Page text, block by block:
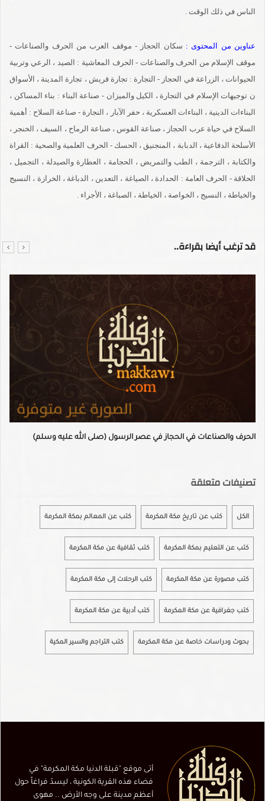
الناس في ذلك الوقت .
عناوين من المحتوى : سكان الحجاز - موقف العرب من الحرف والصناعات -
موقف الإسلام من الحرف والصناعات - الحرف المعاشية : الصيد ، الرعي وتربية
الحيوانات ، الزراعة في الحجاز - التجارة : تجارة قريش ، تجارة المدينة ، الأسواق
ن توجيهات الإسلام في التجارة ، الكيل والميزان - صناعة البناء : بناء المساكن ،
البناءات الدينية ، البناءات العسكرية ، حفر الآبار ، النجارة - صناعة السلاح : أهمية
السلاح في حياة عرب الحجاز ، صناعة القوس ، صناعة الرماح ، السيف ، الخنجر ،
الأسلحة الدفاعية ، الدبابة ، المنجنيق ، الحسك - الحرف العلمية والصحية : القراة
والكتابة ، الترجمة ، الطب والتمريض ، الحجامة ، العطارة والصيدلة ، التجميل ،
الحلاقة - الحرف العامة : الحدادة ، الصياغة ، التعدين ، الدباغة ، الخرازة ، النسيج
والخياطة ، النسيج ، الخواصة ، الخياطة ، الصباغة ، الأجراء .
قد ترغب أيضا بقراءة..
الحرف والصناعات في الحجاز في عصر الرسول (صلى الله عليه وسلم)
تصنيفات متعلقة
الكل كتب عن تاريخ مكة المكرمة كتب عن المعالم بمكة المكرمة
كتب عن التعليم بمكة المكرمة كتب ثقافية عن مكة المكرمة
كتب مصورة عن مكة المكرمة كتب الرحلات إلى مكة المكرمة
كتب جغرافية عن مكة المكرمة كتب أدبية عن مكة المكرمة
بحوث ودراسات خاصة عن مكة المكرمة كتب التراجم والسير المكية
أتى موقع "قبلة الدنيا مكة المكرمة" في
فضاء هذه القرية الكونية ، ليسدّ فراغاً حول
أعظم مدينة على وجه الأرض .. مهوى